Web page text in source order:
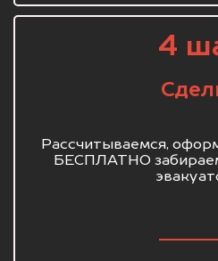
4
Рассчитываемся,
БЕСПЛАТНО